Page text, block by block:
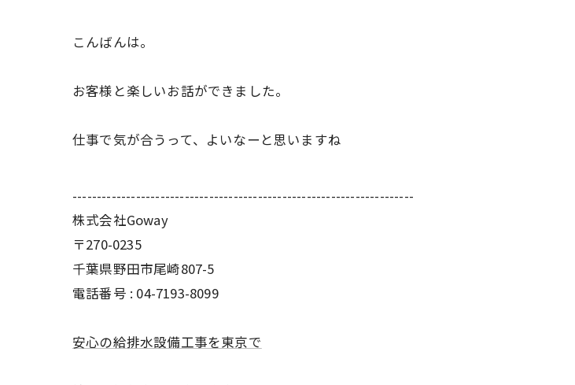
こんばんは。
お客様と楽しいお話ができました。
仕事で気が合うって、よいなーと思いますね
----------------------------------------------------------------------
株式会社Goway
〒270-0235
千葉県野田市尾崎807-5
電話番号 : 04-7193-8099
安心の給排水設備工事を東京で